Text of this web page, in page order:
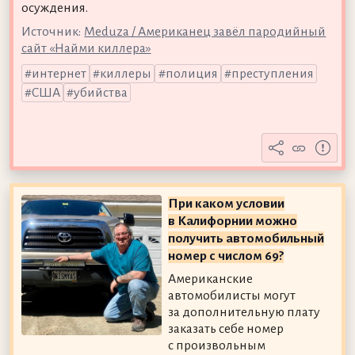
осуждения.
Источник: Meduza / Американец завёл пародийный
сайт «Найми киллера»
интернет
киллеры полиция
преступления
США
убийства
При каком условии
в Калифорнии можно
получить автомобильный
номер с числом 69?
Американские
автомобилисты могут
за дополнительную плату
заказать себе номер
с произвольным